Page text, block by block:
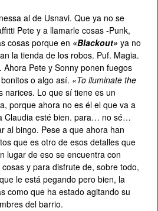
al de Usnavi. Que ya no se
Pete y a llamarle cosas -Punk,
cosas porque en «Blackout» ya no
la tienda de los robos. Puf. Magia.
Ahora Pete y Sonny ponen fuegos
o algo así. «To iluminate the
narices. Lo que sí tiene es un
porque ahora no es él el que va a
Claudia esté bien. para… no sé…
al bingo. Pese a que ahora han
que es otro de esos detalles que
lugar de eso se encuentra con
y para disfrute de, sobre todo,
que le está pegando pero bien, la
como que ha estado agitando su
del barrio.